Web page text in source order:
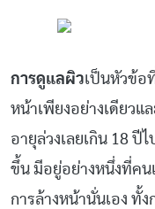
การดูแลผิวเป็นหัวข้อ
หน้าเพียงอย่างเดียวแ
อายุล่วงเลยเกิน 18 ปี
ขึ้น มีอยู่อย่างหนึ่งที่คน
การล้างหน้านั่นเอง ทั้ง